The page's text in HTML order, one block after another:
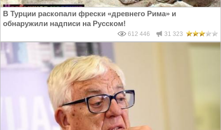
В Турции раскопали фрески «древнего Рима» и
обнаружили надписи на Русском!
612 446 31 323